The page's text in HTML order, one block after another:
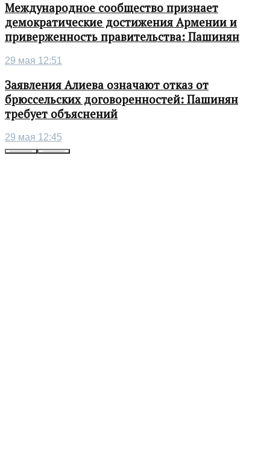
Международное сообщество признает
демократические достижения Армении и
приверженность правительства: Пашинян
29 мая 12:51
Заявления Алиева означают отказ от
брюссельских договоренностей: Пашинян
требует объяснений
29 мая 12:45